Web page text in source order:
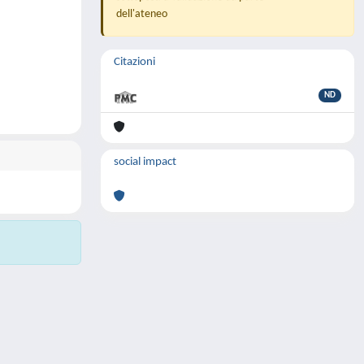
dell'ateneo
Citazioni
ND
social impact